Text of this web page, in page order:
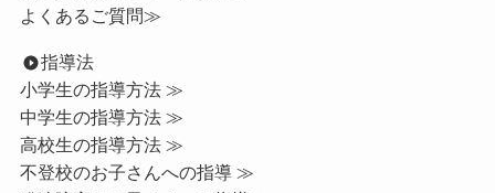
よくあるご質問≫
指導法
小学生の指導方法 ≫
中学生の指導方法 ≫
高校生の指導方法 ≫
不登校のお子さんへの指導 ≫